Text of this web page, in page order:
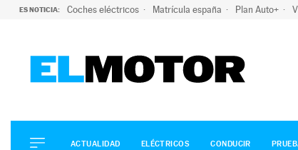
ES NOTICIA: Coches eléctricos Matrícula españa Plan Auto+
ELÉCTRICOS
CONDUCIR
ACTUALIDAD ELÉCTRICOS CONDUCIR